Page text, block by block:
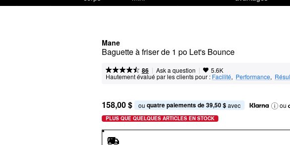
Mane
Baguette à friser de 1 po Let's Bounce
86 | Ask a question | 5.6K
Hautement évalué par les clients pour : Facilité, Performance,
158,00 $ ou quatre paiements de 39,50 $ avec ou
PLUS QUE QUELQUES ARTICLES EN STOCK